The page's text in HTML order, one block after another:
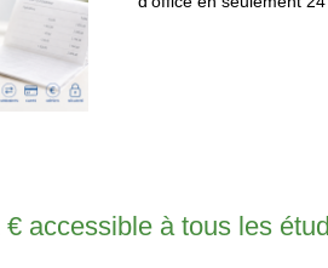
€ accessible à tous les